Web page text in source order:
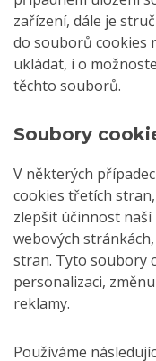
zařízení, dále je
do souborů cookies
ukládat, i o
těchto souborů.
Soubory
V některých
cookies třetích
zlepšit účinnost naší
webových
stran. Tyto soubory
personalizaci,
reklamy.
Používáme